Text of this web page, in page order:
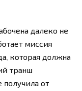
далеко не
миссия
которая должна
транш
от